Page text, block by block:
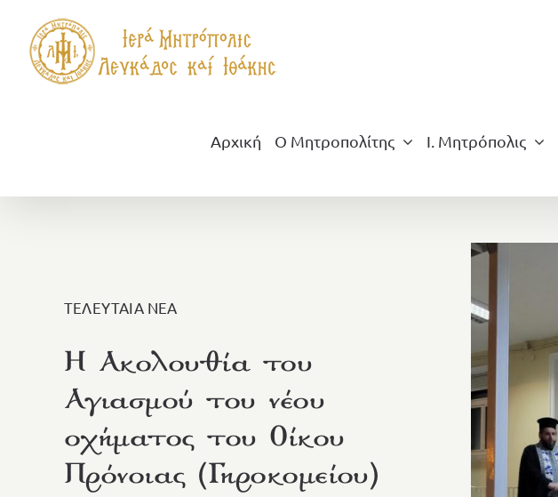
περιεχόμενο
Αρχική Ο Μητροπολίτης Ι. Μητρόπολις
ΤΕΛΕΥΤΑΙΑ ΝΕΑ
Η Ακολουθία του
Αγιασμού του νέου
οχήματος του Οίκου
Πρόνοιας (Γηροκομείου)